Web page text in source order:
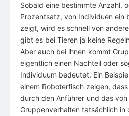
Sobald eine bestimmte Anzahl,
Prozentsatz, von Individuen ein
zeigt, wird es schnell von
gibt es bei Tieren ja keine
Aber auch bei ihnen kommt
eigentlich einen Nachteil oder
Individuum bedeutet. Ein
einem Roboterfisch zeigen,
durch den Anführer und das
Gruppenverhalten tatsächlich in